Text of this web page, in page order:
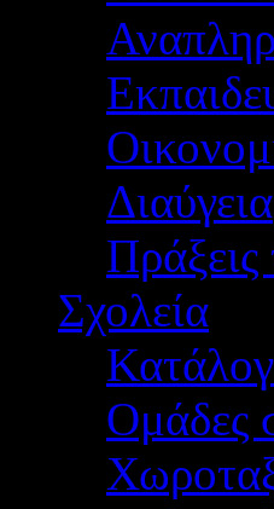
Διαύγεια
Σχολεία
Ομάδες